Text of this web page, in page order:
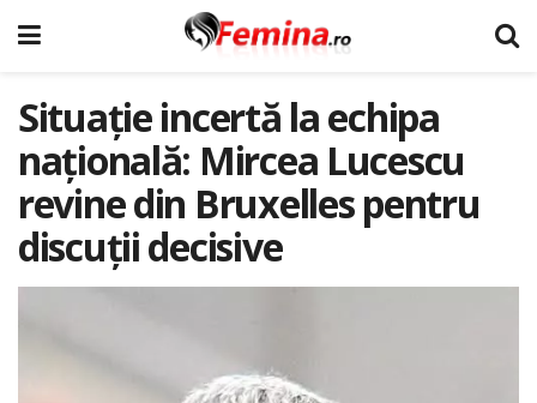
Situație incertă la echipa
națională: Mircea Lucescu
revine din Bruxelles pentru
discuții decisive